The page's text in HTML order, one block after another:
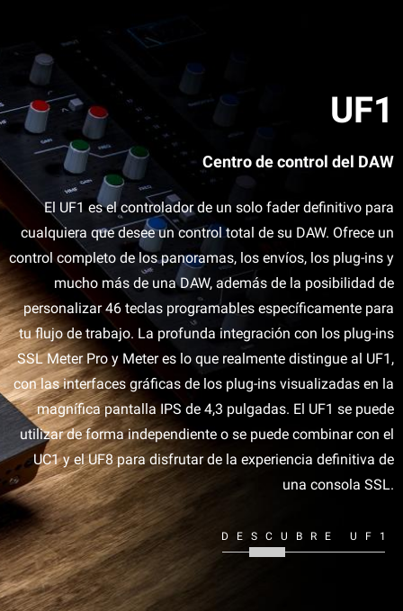
UF1
Centro de control del DAW
El UF1 es el controlador de un solo fader definitivo para
cualquiera que desee un control total de su DAW. Ofrece un
control completo de los panoramas, los envíos, los plug-ins y
mucho más de una DAW, además de la posibilidad de
personalizar 46 teclas programables específicamente para
tu flujo de trabajo. La profunda integración con los plug-ins
SSL Meter Pro y Meter es lo que realmente distingue al UF1,
con las interfaces gráficas de los plug-ins visualizadas en la
magnífica pantalla IPS de 4,3 pulgadas. El UF1 se puede
utilizar de forma independiente o se puede combinar con el
UC1 y el UF8 para disfrutar de la experiencia definitiva de
una consola SSL.
DESCUBRE UF1